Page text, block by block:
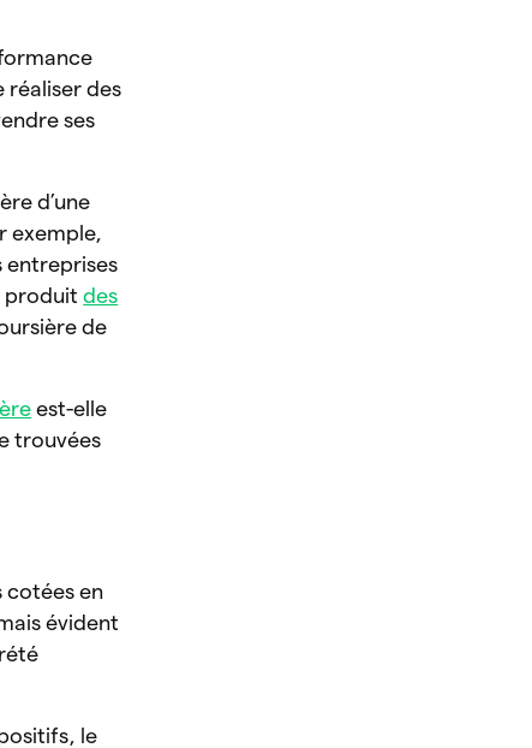
réaliser des
ses
d’une
exemple,
entreprises
produitdes
de
est-elle
trouvées
cotées en
évident
le